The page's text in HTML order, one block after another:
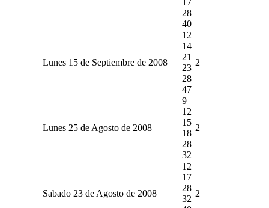
28
40
Lunes 15 de Septiembre de 2008
12
14
21
23
28
47
2
Lunes 25 de Agosto de 2008
9
12
15
18
28
32
2
Sabado 23 de Agosto de 2008
12
17
28
32
2